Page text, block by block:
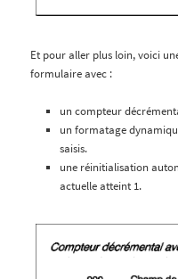
Et pour aller plus loin, voici
formulaire avec :
un compteur
un formatage
saisis.
une réinitialisation
actuelle atteint 1.